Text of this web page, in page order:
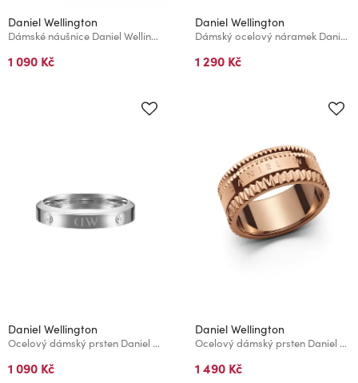
Daniel Wellington
Dámské náušnice Daniel Wellington Mirelle Solitaire pozlacené DW00401964
1 090 Kč
Daniel Wellington
Dámský ocelový náramek Daniel Wellington Mirelle Solitaire DW00401960
1 290 Kč
Daniel Wellington
Ocelový dámský prsten Daniel Wellington Classic Lumine
1 090 Kč
Daniel Wellington
Ocelový dámský prsten Daniel Wellington Elevation
1 490 Kč